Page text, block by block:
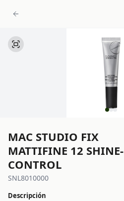
MAC STUDIO FIX
MATTIFINE 12 SHINE-
CONTROL
SNL8010000
Descripción